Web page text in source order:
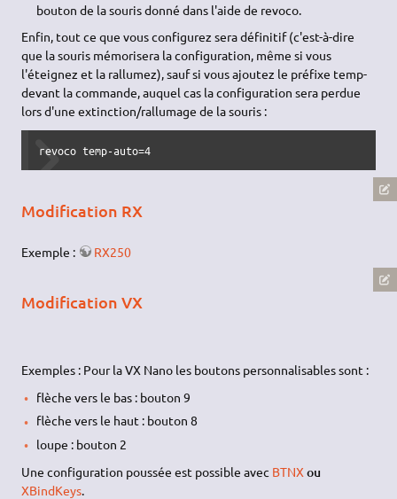
bouton de la souris donné dans l'aide de revoco.
Enfin, tout ce que vous configurez sera définitif (c'est-à-dire
que la souris mémorisera la configuration, même si vous
l'éteignez et la rallumez), sauf si vous ajoutez le préfixe temp-
devant la commande, auquel cas la configuration sera perdue
lors d'une extinction/rallumage de la souris :
revoco temp-auto=4
Modification RX
Exemple : RX250
Modification VX
Exemples : Pour la VX Nano les boutons personnalisables sont :
flèche vers le bas : bouton 9
flèche vers le haut : bouton 8
loupe : bouton 2
Une configuration poussée est possible avec BTNX ou
XBindKeys